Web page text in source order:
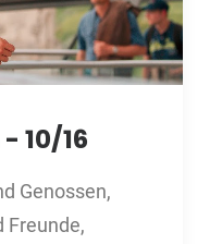
10/16
Genossen,
Freunde,